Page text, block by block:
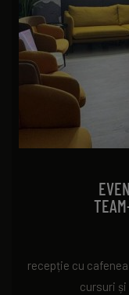
recepție cu
cursuri